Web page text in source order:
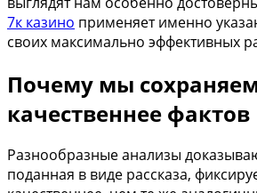
7к казино применяет именно
своих максимально эффективных
Почему мы
качественнее фактов
Разнообразные анализы
поданная в виде рассказа,